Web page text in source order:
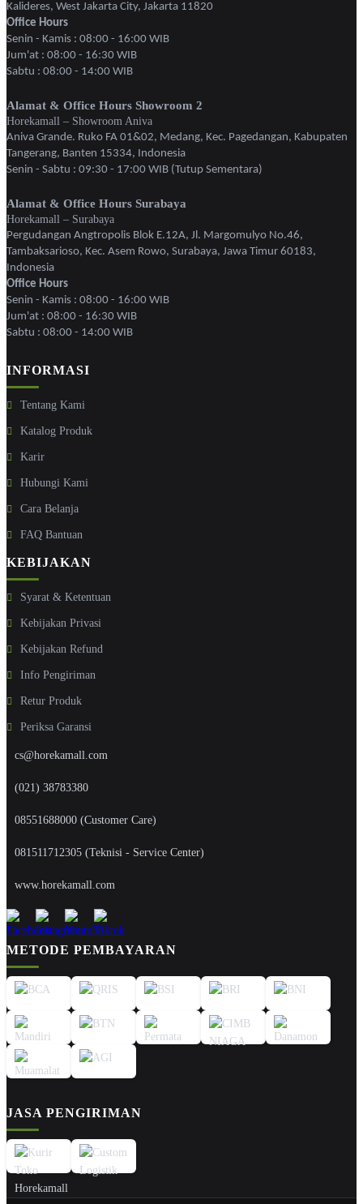
Kalideres, West Jakarta City, Jakarta 11820
Office Hours
Senin - Kamis : 08:00 - 16:00 WIB
Jum'at : 08:00 - 16:30 WIB
Sabtu : 08:00 - 14:00 WIB
Alamat & Office Hours Showroom 2
Horekamall – Showroom Aniva
Aniva Grande. Ruko FA 01&02, Medang, Kec. Pagedangan, Kabupaten
Tangerang, Banten 15334, Indonesia
Senin - Sabtu : 09:30 - 17:00 WIB (Tutup Sementara)
Alamat & Office Hours Surabaya
Horekamall – Surabaya
Pergudangan Angtropolis Blok E.12A, Jl. Margomulyo No.46,
Tambaksarioso, Kec. Asem Rowo, Surabaya, Jawa Timur 60183,
Indonesia
Office Hours
Senin - Kamis : 08:00 - 16:00 WIB
Jum'at : 08:00 - 16:30 WIB
Sabtu : 08:00 - 14:00 WIB
INFORMASI
Tentang Kami
Katalog Produk
Karir
Hubungi Kami
Cara Belanja
FAQ Bantuan
KEBIJAKAN
Syarat & Ketentuan
Kebijakan Privasi
Kebijakan Refund
Info Pengiriman
Retur Produk
Periksa Garansi
cs@horekamall.com
(021) 38783380
08551688000 (Customer Care)
081511712305 (Teknisi - Service Center)
www.horekamall.com
METODE PEMBAYARAN
JASA PENGIRIMAN